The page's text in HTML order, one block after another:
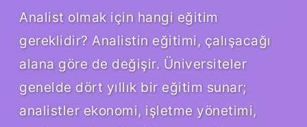
Analist olmak için hangi eğitim
gereklidir? Analistin eğitimi, çalışacağı
alana göre de değişir. Üniversiteler
genelde dört yıllık bir eğitim sunar;
analistler ekonomi, işletme yönetimi,